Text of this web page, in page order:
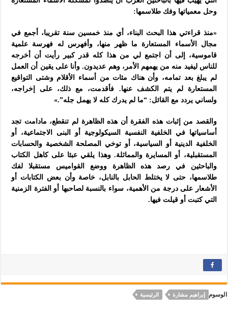
وحل معمياتها وفك طلاسمها:
«منذ قراءتي هذا البحث البناء، أي منذ خمسين سنة تقريبا، أجمع في
مجال الأسماء المستعارة ما ظهر منها، وأفهرس له فهرسة علمية
قاموسية، إلى أن اجتمع لي من هذا كله قدر كبير رأيت أن أخرجه
للناس ليفيد منه من يهمهم الأمر، وهم عديدون. وأنا على يقين أن العمل
لم يبلغ بعد تمامه، وأن هناك مئات من أسماء الأقلام وشتى التواقيع
المستعارة لم يتم الكشف عنها. فأقدمت، مع ذلك، على إخراجه،
ولساني يردد مع القائل: “ما لم يدرك كله لا يهمل جله”.»
والقصد من إثبات هذه الفقرة أن هذه الظاهرة لم تنقطع، مادامت تجد
أساسياتها في الخلفية النفسية السيكولوجية أو البنى الاجتماعية، أو
الخلفية الدينية أو السياسية، أو توخي المصلحة الشخصية والحسابات
المستقبلية، أو المسايرة والمماثلة. وهذا يلقي عبئا على كاهل الكتاب
والباحثين في رصد هذه الظاهرة ووضع القواميس مستقبلا لفك
طلاسمها، حتى لا يختلط الحابل بالنابل، خاصة وأن بعض الكتابات أو
الأشعار على درجة من الأهمية، سواء بالنسبة لصاحبها أو الفترة الزمنية
التي كتبت أو قيلت فيها.
الوسوم إبراهيم مشارة الرئيسية